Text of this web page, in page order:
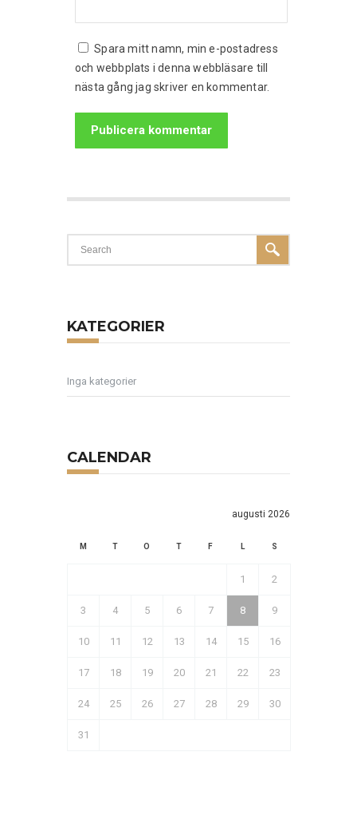
Spara mitt namn, min e-postadress
och webbplats i denna webbläsare till
nästa gång jag skriver en kommentar.
KATEGORIER
Inga kategorier
CALENDAR
augusti 2026
M T O T F L S
1 2
3 4 5 6 7 8 9
10 11 12 13 14 15 16
17 18 19 20 21 22 23
24 25 26 27 28 29 30
31